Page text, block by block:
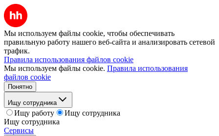
Мы используем файлы cookie, чтобы обеспечивать
правильную работу нашего веб-сайта и анализировать сетевой
трафик.
Правила использования файлов cookie
Мы используем файлы cookie. Правила использования
файлов cookie
Понятно
Ищу сотрудника
Ищу работу
Ищу сотрудника
Ищу сотрудника
Сервисы